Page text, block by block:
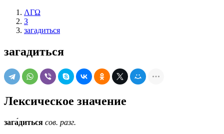
ΛΓΩ
З
загадиться
загадиться
Лексическое значение
зага́диться сов. разг.